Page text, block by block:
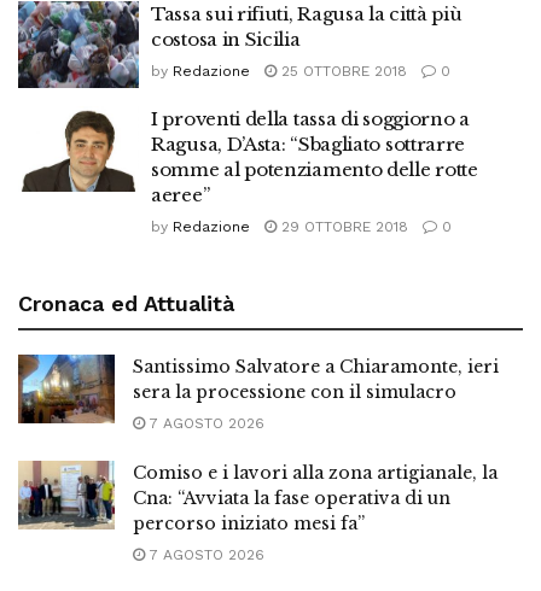
Tassa sui rifiuti, Ragusa la città più
costosa in Sicilia
by Redazione 25 OTTOBRE 2018 0
I proventi della tassa di soggiorno a
Ragusa, D’Asta: “Sbagliato sottrarre
somme al potenziamento delle rotte
aeree”
by Redazione 29 OTTOBRE 2018 0
Cronaca ed Attualità
Santissimo Salvatore a Chiaramonte, ieri
sera la processione con il simulacro
7 AGOSTO 2026
Comiso e i lavori alla zona artigianale, la
Cna: “Avviata la fase operativa di un
percorso iniziato mesi fa”
7 AGOSTO 2026